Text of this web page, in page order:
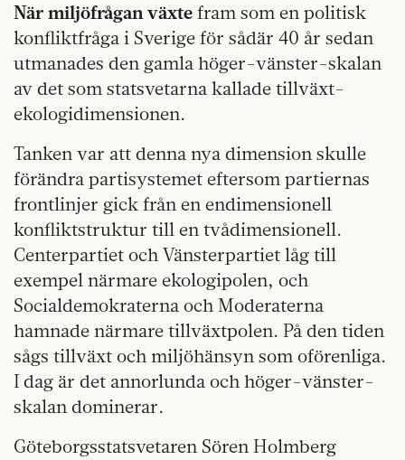
När miljöfrågan växte fram som en politisk
konfliktfråga i Sverige för sådär 40 år sedan
utmanades den gamla höger-vänster-skalan
av det som statsvetarna kallade tillväxt-
ekologidimensionen.
Tanken var att denna nya dimension skulle
förändra partisystemet eftersom partiernas
frontlinjer gick från en endimensionell
konfliktstruktur till en tvådimensionell.
Centerpartiet och Vänsterpartiet låg till
exempel närmare ekologipolen, och
Socialdemokraterna och Moderaterna
hamnade närmare tillväxtpolen. På den tiden
sågs tillväxt och miljöhänsyn som oförenliga.
I dag är det annorlunda och höger-vänster-
skalan dominerar.
Göteborgsstatsvetaren Sören Holmberg